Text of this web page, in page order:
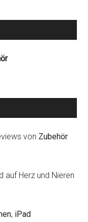
von Zubehör
auf Herz und Nieren
, iPad